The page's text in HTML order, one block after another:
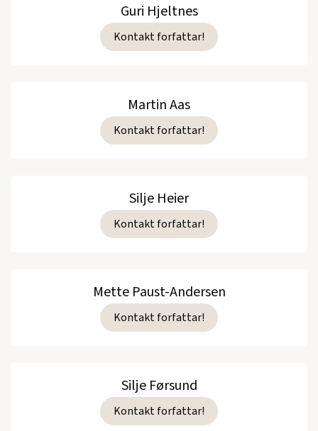
Guri Hjeltnes
Kontakt forfattar!
Martin Aas
Kontakt forfattar!
Silje Heier
Kontakt forfattar!
Mette Paust-Andersen
Kontakt forfattar!
Silje Førsund
Kontakt forfattar!